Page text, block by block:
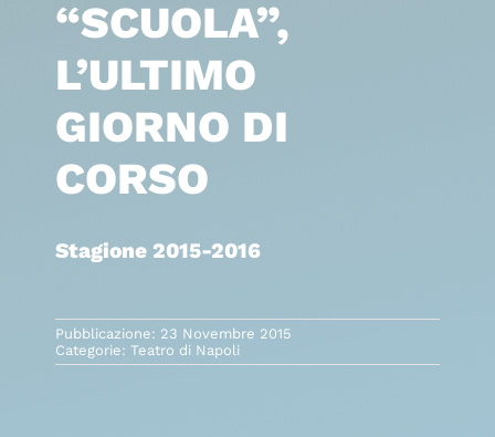
“SCUOLA”,
L’ULTIMO
GIORNO DI
CORSO
Stagione 2015-2016
Pubblicazione: 23 Novembre 2015
Categorie: Teatro di Napoli